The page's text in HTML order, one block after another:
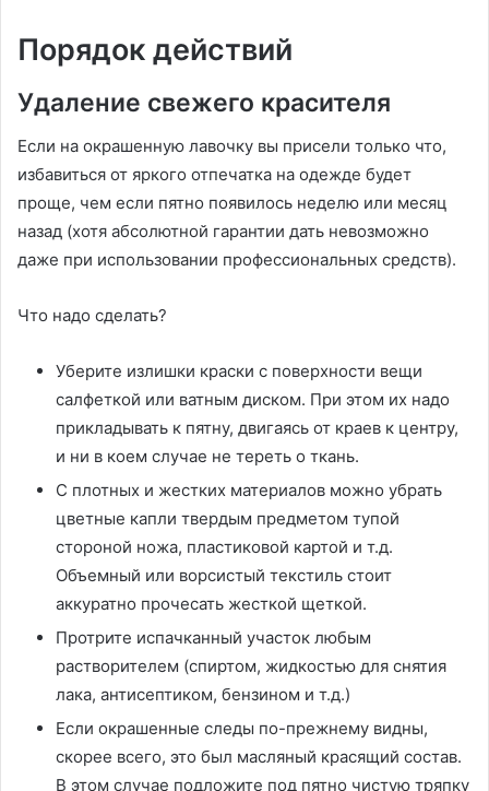
Порядок действий
Удаление свежего красителя
Если на окрашенную лавочку вы присели только что,
избавиться от яркого отпечатка на одежде будет
проще, чем если пятно появилось неделю или месяц
назад (хотя абсолютной гарантии дать невозможно
даже при использовании профессиональных средств).
Что надо сделать?
Уберите излишки краски с поверхности вещи
салфеткой или ватным диском. При этом их надо
прикладывать к пятну, двигаясь от краев к центру,
и ни в коем случае не тереть о ткань.
С плотных и жестких материалов можно убрать
цветные капли твердым предметом тупой
стороной ножа, пластиковой картой и т.д.
Объемный или ворсистый текстиль стоит
аккуратно прочесать жесткой щеткой.
Протрите испачканный участок любым
растворителем (спиртом, жидкостью для снятия
лака, антисептиком, бензином и т.д.)
Если окрашенные следы по-прежнему видны,
скорее всего, это был масляный красящий состав.
В этом случае подложите под пятно чистую тряпку